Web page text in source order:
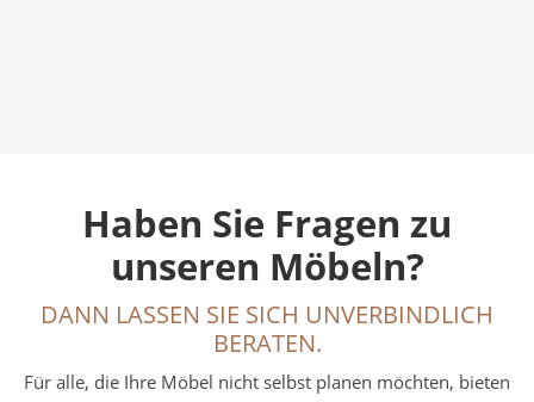
Haben Sie Fragen zu
unseren Möbeln?
DANN LASSEN SIE SICH UNVERBINDLICH
BERATEN.
Für alle, die Ihre Möbel nicht selbst planen möchten, bieten